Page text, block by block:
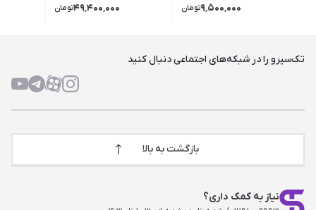
۹٬۵۰۰٬۰۰۰تومان ۴۹٬۴۰۰٬۰۰۰تومان
تک‌سیرو را در شبکه‌های اجتماعی دنبال کنید
نیاز به کمک داری؟
بازگشت به بالا